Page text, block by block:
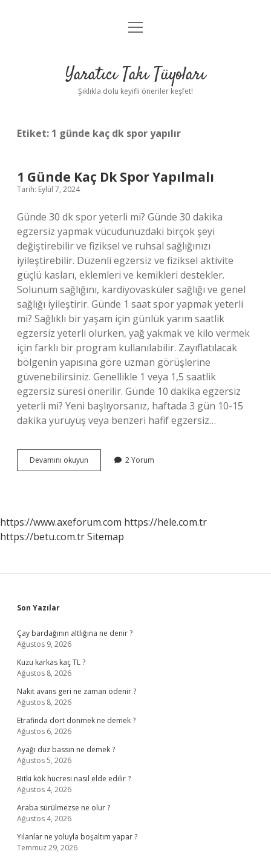
Anasayfa
Yasal Uyarı
menüyü
Yaratıcı Takı Tüyoları
Şıklıkla dolu keyifli öneriler keşfet!
Etiket: 1 günde kaç dk spor yapılır
1 Günde Kaç Dk Spor Yapılmalı
Tarih: Eylül 7, 2024
Günde 30 dk spor yeterli mi? Günde 30 dakika
egzersiz yapmak vücudunuzdaki birçok şeyi
değiştirebilir ve fiziksel ve ruhsal sağlığınızı
iyileştirebilir. Düzenli egzersiz ve fiziksel aktivite
güçlü kasları, eklemleri ve kemikleri destekler.
Solunum sağlığını, kardiyovasküler sağlığı ve genel
sağlığı iyileştirir. Günde 1 saat spor yapmak yeterli
mi? Sağlıklı bir yaşam için günlük yarım saatlik
egzersiz yeterli olurken, yağ yakmak ve kilo vermek
için farklı bir program kullanılabilir. Zayıflatılacak
bölgenin yapısına göre uzman görüşlerine
güvenebilirsiniz. Genellikle 1 veya 1,5 saatlik
egzersiz süresi önerilir. Günde 10 dakika egzersiz
yeterli mi? Yeni başlıyorsanız, haftada 3 gün 10-15
dakika yürüyüş veya benzeri hafif egzersiz…
Devamını okuyun
Günde
2 Yorum
https://www.axeforum.com https://hele.com.tr
https://betu.com.trSitemap
Sidebar
Son Yazılar
Çay bardağının altlığına ne denir ?
Ağustos 9, 2026
Kuzu karkas kaç TL ?
Ağustos 8, 2026
Nakit avans geri ne zaman ödenir ?
Ağustos 8, 2026
Etrafinda dort donmek ne demek ?
Ağustos 6, 2026
Ayağı düz bassın ne demek ?
Ağustos 5, 2026
Bitki kök hücresi nasıl elde edilir ?
Ağustos 4, 2026
Araba sürülmezse ne olur ?
Ağustos 4, 2026
Yılanlar ne yoluyla boşaltım yapar ?
Temmuz 29, 2026